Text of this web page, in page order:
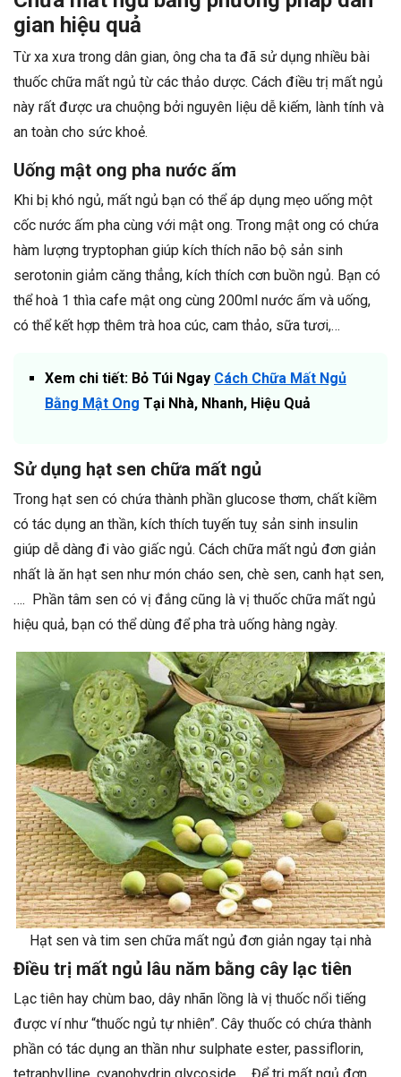
gian hiệu quả
Từ xa xưa trong dân gian, ông cha ta đã sử dụng nhiều bài
thuốc chữa mất ngủ từ các thảo dược. Cách điều trị mất ngủ
này rất được ưa chuộng bởi nguyên liệu dễ kiếm, lành tính và
an toàn cho sức khoẻ.
Uống mật ong pha nước ấm
Khi bị khó ngủ, mất ngủ bạn có thể áp dụng mẹo uống một
cốc nước ấm pha cùng với mật ong. Trong mật ong có chứa
hàm lượng tryptophan giúp kích thích não bộ sản sinh
serotonin giảm căng thẳng, kích thích cơn buồn ngủ. Bạn có
thể hoà 1 thìa cafe mật ong cùng 200ml nước ấm và uống,
có thể kết hợp thêm trà hoa cúc, cam thảo, sữa tươi,…
Xem chi tiết: Bỏ Túi Ngay Cách Chữa Mất Ngủ
Bằng Mật Ong Tại Nhà, Nhanh, Hiệu Quả
Sử dụng hạt sen chữa mất ngủ
Trong hạt sen có chứa thành phần glucose thơm, chất kiềm
có tác dụng an thần, kích thích tuyến tuỵ sản sinh insulin
giúp dễ dàng đi vào giấc ngủ. Cách chữa mất ngủ đơn giản
nhất là ăn hạt sen như món cháo sen, chè sen, canh hạt sen,
…. Phần tâm sen có vị đắng cũng là vị thuốc chữa mất ngủ
hiệu quả, bạn có thể dùng để pha trà uống hàng ngày.
Hạt sen và tim sen chữa mất ngủ đơn giản ngay tại nhà
Điều trị mất ngủ lâu năm bằng cây lạc tiên
Lạc tiên hay chùm bao, dây nhãn lồng là vị thuốc nổi tiếng
được ví như “thuốc ngủ tự nhiên”. Cây thuốc có chứa thành
phần có tác dụng an thần như sulphate ester, passiflorin,